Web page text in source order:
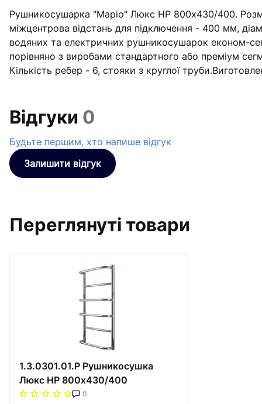
Рушникосушарка "Маріо" Люкс HP 800х430/400.
міжцентрова відстань для підключення - 400 мм,
водяних та електричних рушникосушарок економ-
порівняно з виробами стандартного або преміум
Кількість ребер - 6, стояки з круглої
Відгуки 0
Будьте першим, хто напише відгук
Залишити відгук
Переглянуті товари
1.3.0301.01.P Рушникосушка
Люкс НР 800х430/400
0